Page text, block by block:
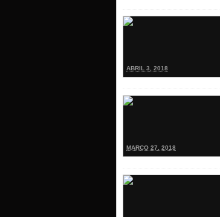
ABRIL 3, 2018
MARÇO 27, 2018